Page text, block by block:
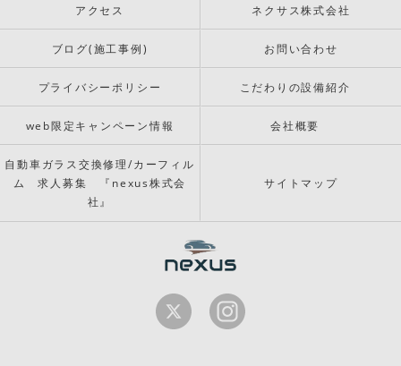
アクセス ネクサス株式会社
ブログ(施工事例) お問い合わせ
プライバシーポリシー こだわりの設備紹介
web限定キャンペーン情報 会社概要
自動車ガラス交換修理/カーフィル
ム 求人募集 『nexus株式会
社』
サイトマップ